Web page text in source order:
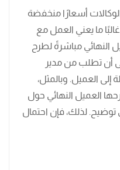
الوكالات أسعارًا منخفضة
ما يعني العمل مع
النهائي مباشرةً لطرح
أن تطلب من مدير
إلى العميل. وبالمثل،
العميل النهائي حول
لذلك، فإن احتمال